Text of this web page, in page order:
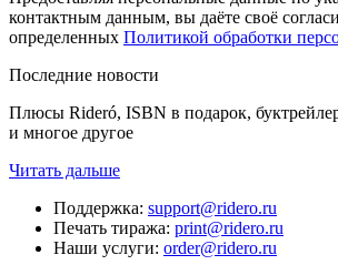
контактным данным, вы даёте своё
определенных Политикой обработки
Последние новости
Плюсы Rideró, ISBN в подарок,
и многое другое
Читать дальше
Поддержка: support@ridero.ru
Печать тиража: print@ridero.ru
Наши услуги: order@ridero.ru